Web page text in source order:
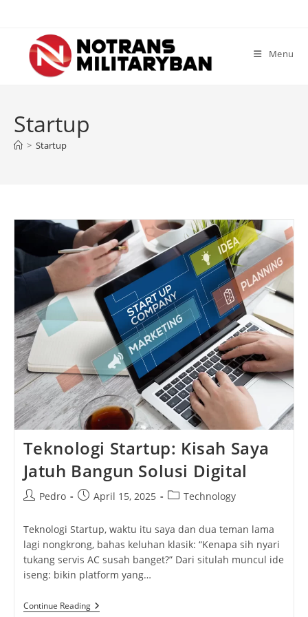
content
Menu
Startup
> Startup
Teknologi Startup: Kisah Saya
Jatuh Bangun Solusi Digital
PostPedro
PostApril 15, 2025
PostTechnology
Teknologi Startup, waktu itu saya dan dua teman lama
lagi nongkrong, bahas keluhan klasik: “Kenapa sih nyari
tukang servis AC susah banget?” Dari situlah muncul ide
iseng: bikin platform yang…
Continue ReadingTeknologi